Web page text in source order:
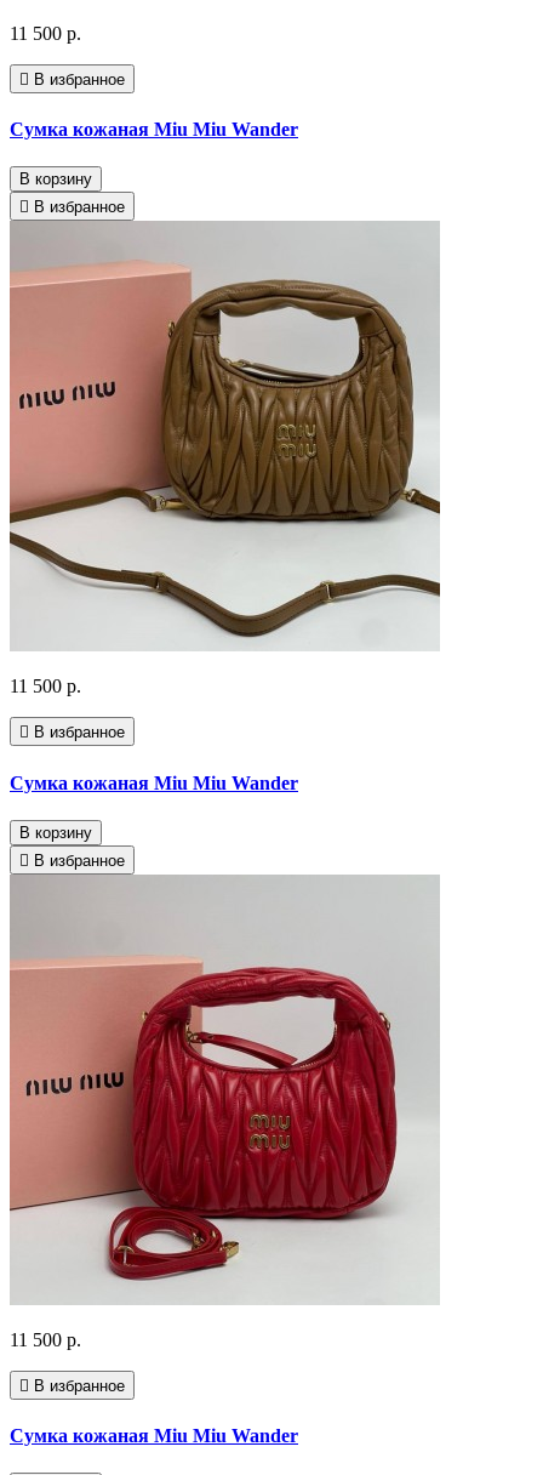
11 500 р.
В избранное
Сумка кожаная Miu Miu Wander
В корзину
В избранное
11 500 р.
В избранное
Сумка кожаная Miu Miu Wander
В корзину
В избранное
11 500 р.
В избранное
Сумка кожаная Miu Miu Wander